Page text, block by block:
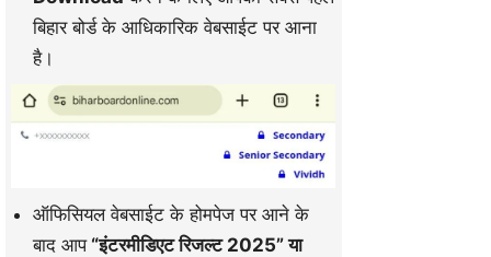
बिहार बोर्ड के आधिकारिक वेबसाईट पर आना
है।
ऑफिसियल वेबसाईट के होमपेज पर आने के
बाद आप“इंटरमीडिएट रिजल्ट 2025” या